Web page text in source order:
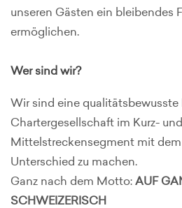
unseren Gästen ein bleibendes
ermöglichen.
Wer sind wir?
Wir sind eine qualitätsbewusste
Chartergesellschaft im Kurz- und
Mittelstreckensegment mit
Unterschied zu machen.
Ganz nach dem Motto: AUF
SCHWEIZERISCH